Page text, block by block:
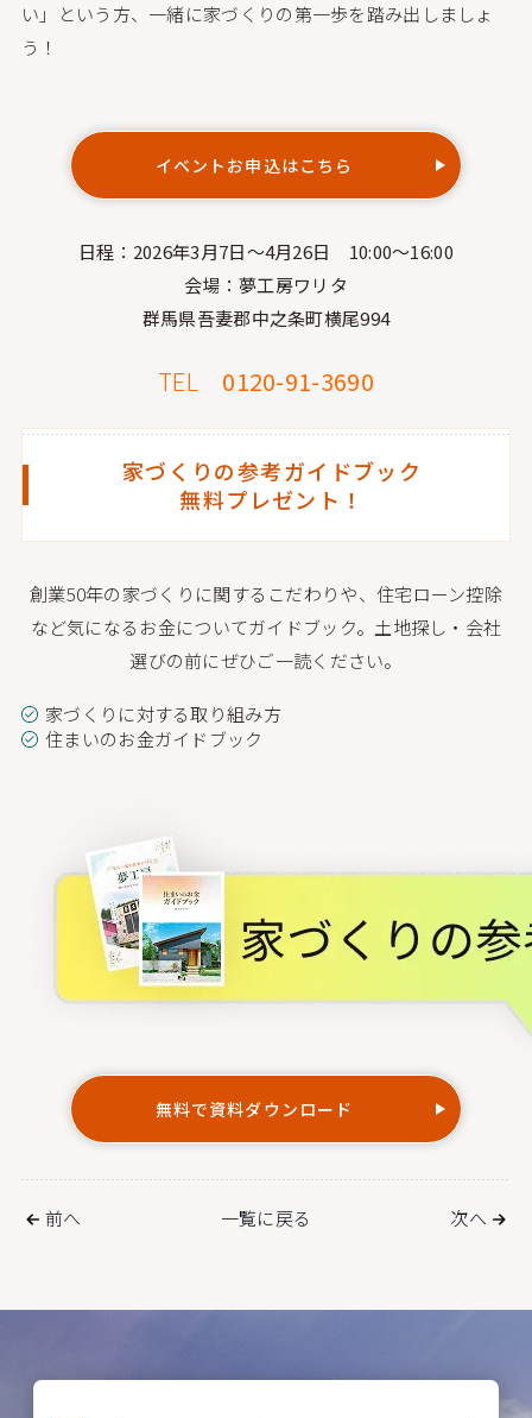
い」という方、一緒に家づくりの第一歩を踏み出しましょ
う！
イベントお申込はこちら
日程：2026年3月7日〜4月26日 10:00〜16:00
会場：夢工房ワリタ
群馬県吾妻郡中之条町横尾994
TEL 0120-91-3690
家づくりの参考ガイドブック
無料プレゼント！
創業50年の家づくりに関するこだわりや、住宅ローン控除
など気になるお金についてガイドブック。 土地探し・会社
選びの前にぜひご一読ください。
家づくりに対する取り組み方
住まいのお金ガイドブック
無料で資料ダウンロード
前へ 一覧に戻る 次へ